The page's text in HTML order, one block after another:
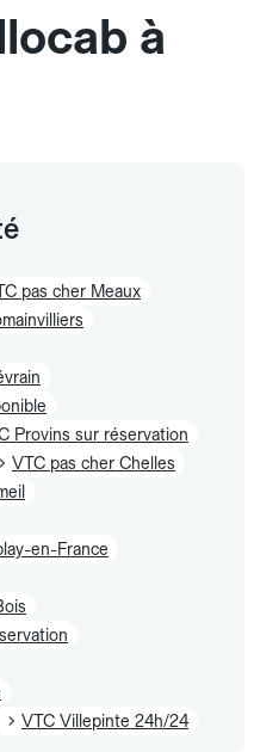
à
pas cher Meaux
Provins sur réservation
VTC pas cher Chelles
en-France
VTC Villepinte 24h/24